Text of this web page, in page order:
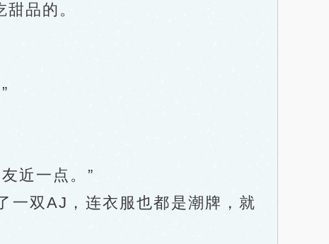
品的。
近一点。”
双AJ，连衣服也都是潮牌，就